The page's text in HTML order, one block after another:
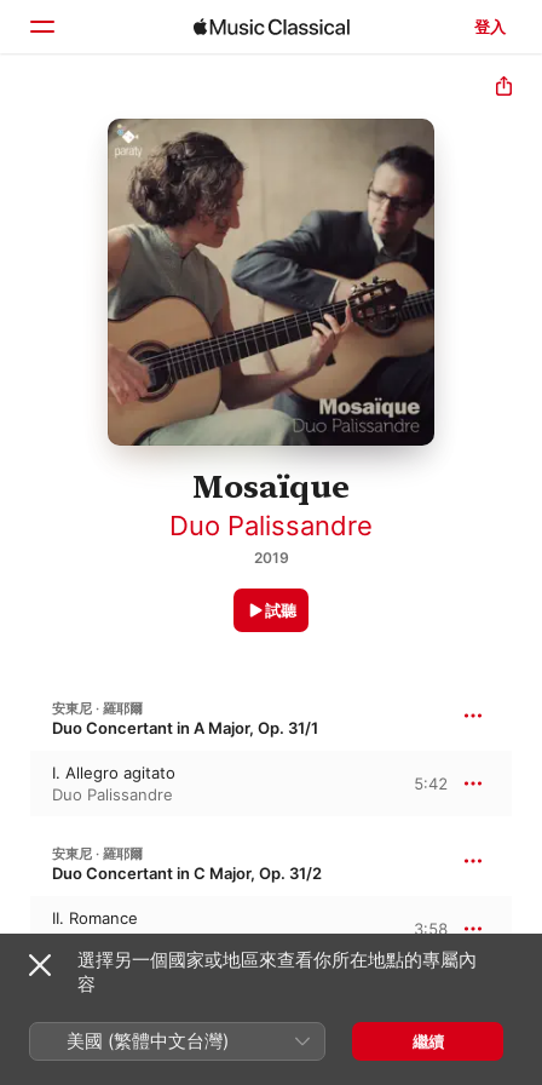
登入
首頁
搜尋
Mosaïque
Duo Palissandre
2019
試聽
安東尼 · 羅耶爾
Duo Concertant in A Major, Op. 31/1
I. Allegro agitato
Duo Palissandre
5:42
安東尼 · 羅耶爾
Duo Concertant in C Major, Op. 31/2
II. Romance
Duo Palissandre
3:58
Duo Concertant in E Minor, Op. 31/3
III. Rondo
選擇另一個國家或地區來查看你所在地點的專屬內
容
美國 (繁體中文台灣) 繼續